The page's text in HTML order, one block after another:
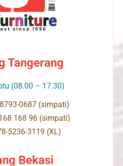
Tangerang
(08.00 – 17.30)
0687 (simpati)
168 96 (simpati)
5236-3119 (XL)
Bekasi